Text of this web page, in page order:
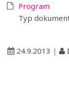
Program
Typ
24.9.2013 |